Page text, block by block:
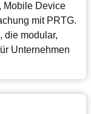
Mobile Device
mit PRTG.
die modular,
Unternehmen